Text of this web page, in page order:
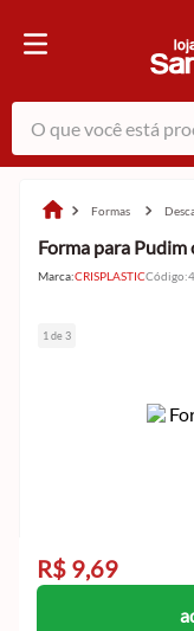
O que você está
formas
Forma para Pudim
Marca:CRISPLASTICCódigo:
1 de 3
R$ 9,69